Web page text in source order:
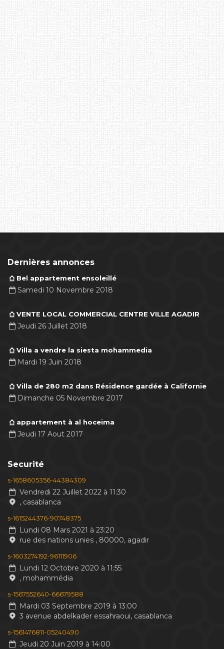
Dernières annonces
Bel appartement ensoleillé
Samedi 10 Novembre 2018
VENTE LOCAL COMMERCIAL CENTRE VILLE AGADIR
Jeudi 26 Juillet 2018
Villa a vendre la siesta mohammedia
Mardi 19 Juin 2018
Villa de 280 m2 dans Résidence gardée à Californie
Dimanche 05 Novembre 2017
appartement à al hoceima
Jeudi 17 Aout 2017
Securité
s-1658605356-44384309
Vendredi 22 Juillet 2022 à 11:30
, casablanca
s-1615244376-90748375
Lundi 08 Mars 2021 à 23:20
rue des nations unies , 80000, agadir
s-1603274192-96111906
Lundi 12 Octobre 2020 à 11:55
, mohammédia
s-1567552640-66679588
Mardi 03 Septembre 2019 à 13:00
3 avenue abdelkader essahraoui, casablanca
s-1561476811-05240490
Jeudi 20 Juin 2019 à 14:00